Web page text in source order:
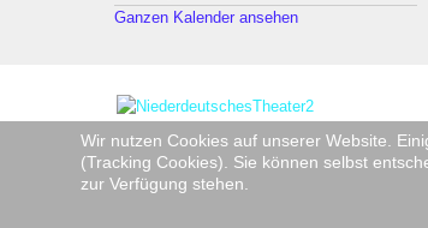
Ganzen Kalender ansehen
Wir nutzen Cookies auf unserer Website.
(Tracking Cookies). Sie können selbst
zur Verfügung stehen.